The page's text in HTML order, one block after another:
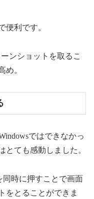
便利です。
ンショットを取るこ
め。
ではできなかっ
とても感動しました。
同時に押すことで画面
をとることができま